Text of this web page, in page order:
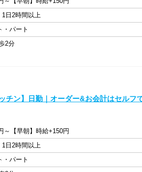
1日2時間以上
・パート
2分
チン】日勤｜オーダー&お会計はセル
～【早朝】時給+150円
1日2時間以上
・パート